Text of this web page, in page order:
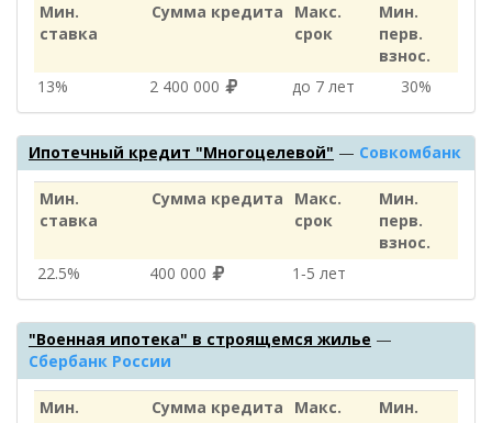
Мин.
ставка
Сумма кредита
Макс.
срок
Мин.
перв.
взнос.
13%
2 400 000 до 7 лет 30%
Ипотечный кредит "Многоцелевой" — Совкомбанк
Мин.
ставка
Сумма кредита
Макс.
срок
Мин.
перв.
взнос.
22.5%
400 000 1‑5 лет
"Военная ипотека" в строящемся жилье —
Сбербанк России
Мин.
Сумма кредита
Макс.
Мин.